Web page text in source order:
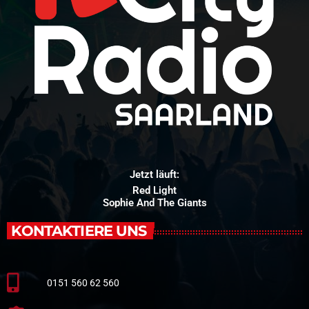
Jetzt läuft:
Red Light
Sophie And The Giants
KONTAKTIERE UNS
0151 560 62 560